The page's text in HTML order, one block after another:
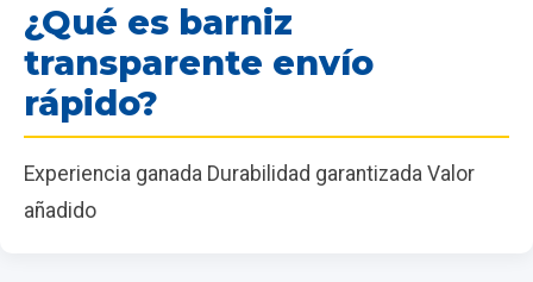
¿Qué es barniz
transparente envío
rápido?
Experiencia ganada Durabilidad garantizada Valor
añadido